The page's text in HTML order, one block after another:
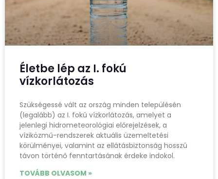
Életbe lép az I. fokú
vízkorlátozás
Szükségessé vált az ország minden településén
(legalább) az I. fokú vízkorlátozás, amelyet a
jelenlegi hidrometeorológiai előrejelzések, a
víziközmű-rendszerek aktuális üzemeltetési
körülményei, valamint az ellátásbiztonság hosszú
távon történő fenntartásának érdeke indokol.
TOVÁBB OLVASOM »